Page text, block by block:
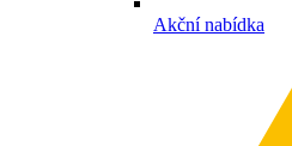
Akční nabídka